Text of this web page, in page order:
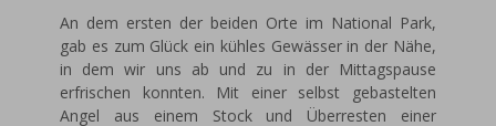
An dem ersten der beiden Orte im National Park,
gab es zum Glück ein kühles Gewässer in der Nähe,
in dem wir uns ab und zu in der Mittagspause
erfrischen konnten. Mit einer selbst gebastelten
Angel aus einem Stock und Überresten einer